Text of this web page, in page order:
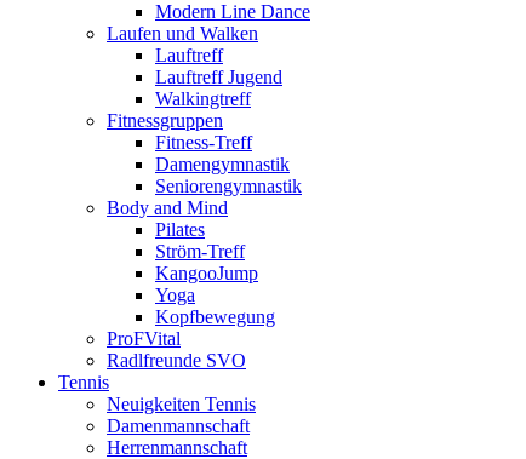
Modern Line Dance
Laufen und Walken
Lauftreff
Lauftreff Jugend
Walkingtreff
Fitnessgruppen
Fitness-Treff
Damengymnastik
Seniorengymnastik
Body and Mind
Pilates
Ström-Treff
KangooJump
Yoga
Kopfbewegung
ProFVital
Radlfreunde SVO
Tennis
Neuigkeiten Tennis
Damenmannschaft
Herrenmannschaft